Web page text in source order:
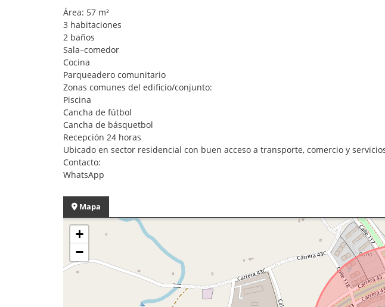
Área: 57 m²
3 habitaciones
2 baños
Sala–comedor
Cocina
Parqueadero comunitario
Zonas comunes del edificio/conjunto:
Piscina
Cancha de fútbol
Cancha de básquetbol
Recepción 24 horas
Ubicado en sector residencial con buen acceso a transporte, comercio y
Contacto:
WhatsApp
Mapa
+
−